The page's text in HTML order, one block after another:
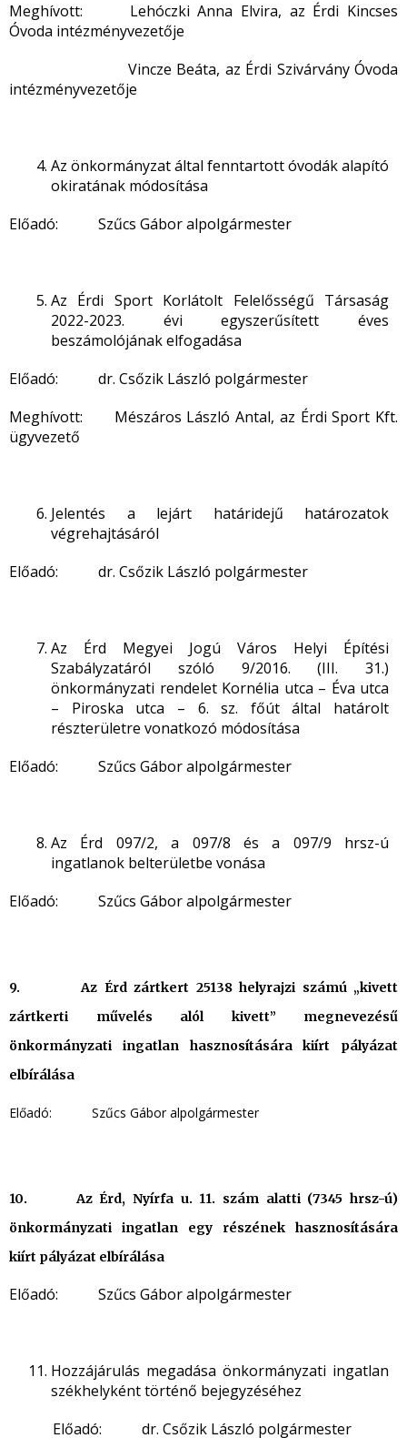
Meghívott: Lehóczki Anna Elvira, az Érdi Kincses
Óvoda intézményvezetője
Vincze Beáta, az Érdi Szivárvány Óvoda
intézményvezetője
Az önkormányzat által fenntartott óvodák alapító
okiratának módosítása
Előadó: Szűcs Gábor alpolgármester
Az Érdi Sport Korlátolt Felelősségű Társaság
2022-2023. évi egyszerűsített éves
beszámolójának elfogadása
Előadó: dr. Csőzik László polgármester
Meghívott: Mészáros László Antal, az Érdi Sport Kft.
ügyvezető
Jelentés a lejárt határidejű határozatok
végrehajtásáról
Előadó: dr. Csőzik László polgármester
Az Érd Megyei Jogú Város Helyi Építési
Szabályzatáról szóló 9/2016. (III. 31.)
önkormányzati rendelet Kornélia utca – Éva utca
– Piroska utca – 6. sz. főút által határolt
részterületre vonatkozó módosítása
Előadó: Szűcs Gábor alpolgármester
Az Érd 097/2, a 097/8 és a 097/9 hrsz-ú
ingatlanok belterületbe vonása
Előadó: Szűcs Gábor alpolgármester
9. Az Érd zártkert 25138 helyrajzi számú „kivett
zártkerti művelés alól kivett” megnevezésű
önkormányzati ingatlan hasznosítására kiírt pályázat
elbírálása
Előadó: Szűcs Gábor alpolgármester
10. Az Érd, Nyírfa u. 11. szám alatti (7345 hrsz-ú)
önkormányzati ingatlan egy részének hasznosítására
kiírt pályázat elbírálása
Előadó: Szűcs Gábor alpolgármester
Hozzájárulás megadása önkormányzati ingatlan
székhelyként történő bejegyzéséhez
Előadó: dr. Csőzik László polgármester